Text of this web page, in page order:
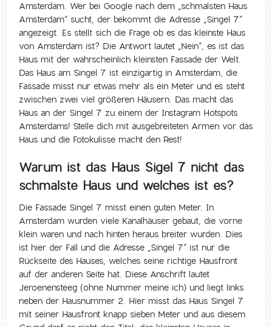
Amsterdam. Wer bei Google nach dem „schmalsten Haus
Amsterdam“ sucht, der bekommt die Adresse „Singel 7“
angezeigt. Es stellt sich die Frage ob es das kleinste Haus
von Amsterdam ist? Die Antwort lautet „Nein“, es ist das
Haus mit der wahrscheinlich kleinsten Fassade der Welt.
Das Haus am Singel 7 ist einzigartig in Amsterdam, die
Fassade misst nur etwas mehr als ein Meter und es steht
zwischen zwei viel größeren Häusern. Das macht das
Haus an der Singel 7 zu einem der Instagram Hotspots
Amsterdams! Stelle dich mit ausgebreiteten Armen vor das
Haus und die Fotokulisse macht den Rest!
Warum ist das Haus Sigel 7 nicht das
schmalste Haus und welches ist es?
Die Fassade Singel 7 misst einen guten Meter. In
Amsterdam wurden viele Kanalhäuser gebaut, die vorne
klein waren und nach hinten heraus breiter wurden. Dies
ist hier der Fall und die Adresse „Singel 7“ ist nur die
Rückseite des Hauses, welches seine richtige Hausfront
auf der anderen Seite hat. Diese Anschrift lautet
Jeroenensteeg (ohne Nummer meine ich) und liegt links
neben der Hausnummer 2. Hier misst das Haus Singel 7
mit seiner Hausfront knapp sieben Meter und aus diesem